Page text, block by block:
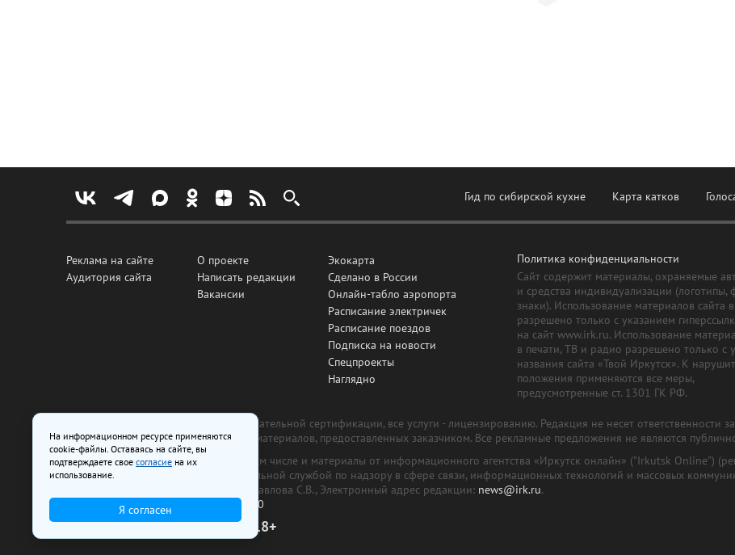
Гид по сибирской кухне Карта катков
Реклама на сайте
Аудитория сайта
О проекте
Написать редакции
Вакансии
Экокарта
Сделано в России
Онлайн-табло аэропорта
Расписание электричек
Расписание поездов
Подписка на новости
Спецпроекты
Наглядно
Политика конфиденциальности
Сайт содержит материалы, охраняемые
и средства индивидуализации
знаки). Использование материалов сайта
разрешено только с указанием
на сайт www.irk.ru. Использование
в печати, ТВ и радио разрешено только с
названия сайта «Твой Иркутск». К
положения применяются все меры,
предусмотренные ст. 1301 ГК РФ.
Все рекламные товары подлежат обязательной сертификации, все услуги - лицензированию. Редакция не несет ответственности
изготовлена и размещена на основе материалов, предоставленных заказчиком. Все рекламные предложения не являются
На сайте www.irk.ru размещаются в том числе и материалы от информационного агентства «Иркутск онлайн» ("Irkutsk
от 29 октября 2018 г., выдан Федеральной службой по надзору в сфере связи, информационных технологий и массовых
ООО «Ирк.ру». Главный редактор — Павлова С.В., Электронный адрес редакции: news@irk.ru.
Телефон редакции:
+7 (3952) 48-88-50
18+
На информационном ресурсе применяются
cookie-файлы. Оставаясь на сайте, вы
подтверждаете свое согласие на их
использование.
Я согласен